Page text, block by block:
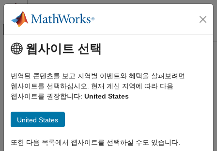
콘텐츠로 바로 가기
오프캔버스 탐색 메뉴 토글
문서 홈
주요 콘텐츠
웹사이트 선택
번역된 콘텐츠를 보고 지역별 이벤트와 혜택을 살펴보려면
웹사이트를 선택하십시오. 현재 계신 지역에 따라 다음
웹사이트를 권장합니다: United States
United States
또한 다음 목록에서 웹사이트를 선택하실 수도 있습니다.